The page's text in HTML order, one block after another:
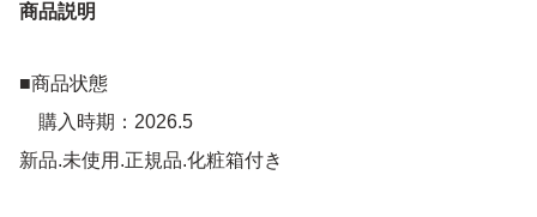
商品説明
■商品状態
購入時期：2026.5
新品.未使用.正規品.化粧箱付き